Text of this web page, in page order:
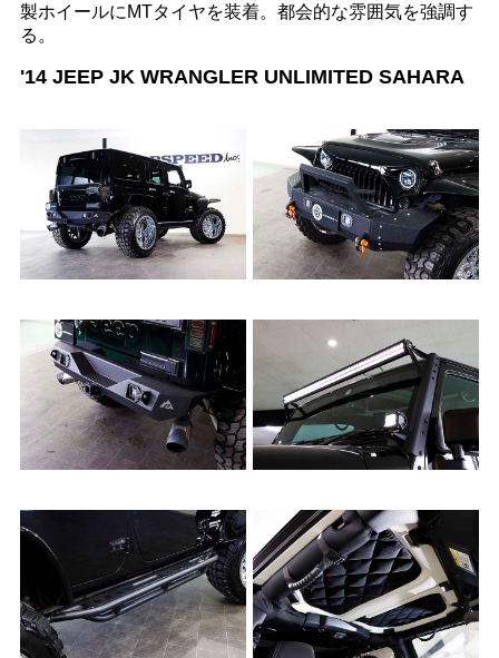
製ホイールにMTタイヤを装着。都会的な雰囲気を強調す
る。
'14 JEEP JK WRANGLER UNLIMITED SAHARA